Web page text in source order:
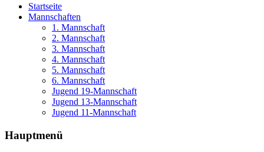
Startseite
Mannschaften
1. Mannschaft
2. Mannschaft
3. Mannschaft
4. Mannschaft
5. Mannschaft
6. Mannschaft
Jugend 19-Mannschaft
Jugend 13-Mannschaft
Jugend 11-Mannschaft
Hauptmenü